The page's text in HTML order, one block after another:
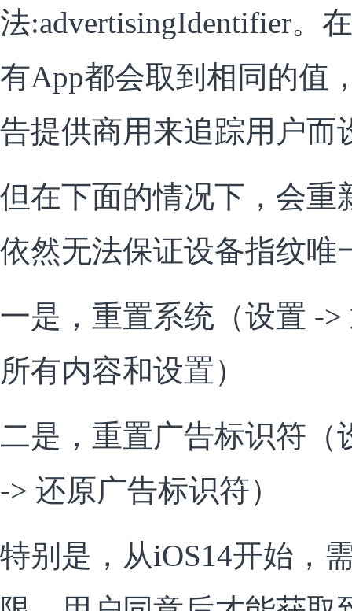
法:advertisingIdentifier。
有App都会取到相同的值
告提供商用来追踪用户而
但在下面的情况下，会重
依然无法保证设备指纹唯
一是，重置系统（设置 -
所有内容和设置）
二是，重置广告标识符（
-> 还原广告标识符）
特别是，从iOS14开始，